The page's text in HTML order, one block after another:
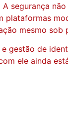
segurança
mesmo sob
gestão de
ele ainda